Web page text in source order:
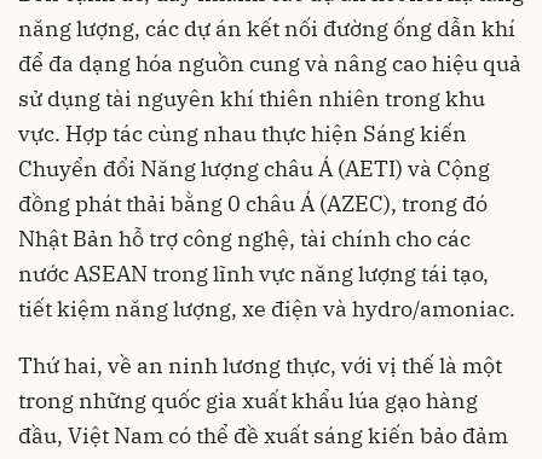
năng lượng, các dự án kết nối đường ống dẫn khí
để đa dạng hóa nguồn cung và nâng cao hiệu quả
sử dụng tài nguyên khí thiên nhiên trong khu
vực. Hợp tác cùng nhau thực hiện Sáng kiến
Chuyển đổi Năng lượng châu Á (AETI) và Cộng
đồng phát thải bằng 0 châu Á (AZEC), trong đó
Nhật Bản hỗ trợ công nghệ, tài chính cho các
nước ASEAN trong lĩnh vực năng lượng tái tạo,
tiết kiệm năng lượng, xe điện và hydro/amoniac.
Thứ hai, về an ninh lương thực, với vị thế là một
trong những quốc gia xuất khẩu lúa gạo hàng
đầu, Việt Nam có thể đề xuất sáng kiến bảo đảm